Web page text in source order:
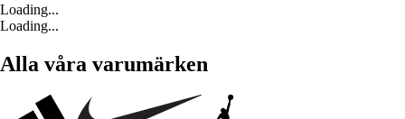
Loading...
Loading...
Alla våra varumärken